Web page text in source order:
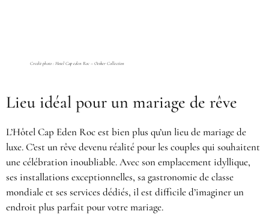
Credit photo : Hotel Cap eden Roc – Oetker Collection
Lieu idéal pour un mariage de rêve
L’Hôtel Cap Eden Roc est bien plus qu’un lieu de mariage de
luxe. C’est un rêve devenu réalité pour les couples qui souhaitent
une célébration inoubliable. Avec son emplacement idyllique,
ses installations exceptionnelles, sa gastronomie de classe
mondiale et ses services dédiés, il est difficile d’imaginer un
endroit plus parfait pour votre mariage.